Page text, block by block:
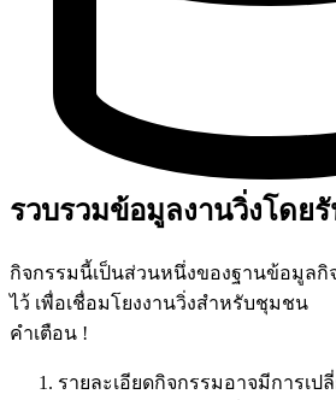
รวบรวมข้อมูลงานวิ่งโดย
กิจกรรมนี้เป็นส่วนหนึ่งของฐานข้อมูลกิ
ไว้ เพื่อเชื่อมโยงงานวิ่งสำหรับชุมชน
คำเตือน !
รายละเอียดกิจกรรมอาจมีการเป